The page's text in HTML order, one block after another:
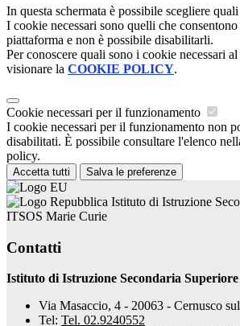
In questa schermata è possibile scegliere
I cookie necessari sono quelli che
piattaforma e non è possibile disabilitarli.
Per conoscere quali sono i cookie necessari
visionare la COOKIE POLICY.
Cookie necessari per il funzionamento
I cookie necessari per il funzionamento non
disabilitati. È possibile consultare l'elenco
policy.
Accetta tutti Salva le preferenze
Istituto di Istruzione
ITSOS Marie Curie
Contatti
Istituto di Istruzione Secondaria
Via Masaccio, 4 - 20063 - Cernusco
Tel: Tel. 02.9240552